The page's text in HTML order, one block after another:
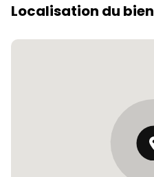
Localisation du bien